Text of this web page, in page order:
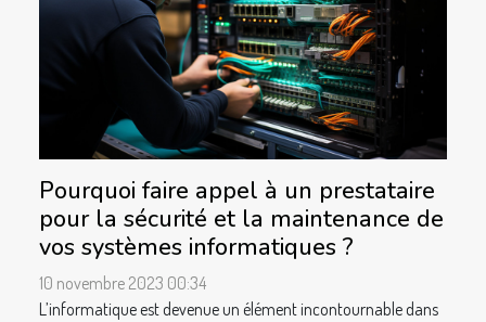
Pourquoi faire appel à un prestataire
pour la sécurité et la maintenance de
vos systèmes informatiques ?
10 novembre 2023 00:34
L’informatique est devenue un élément incontournable dans